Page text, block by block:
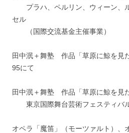
プラハ、ペルリン、ウィーン、
セル
（国際交流基金主催事業）
田中泯＋舞塾 作品「草原に鯨を見
95にて
田中泯＋舞塾 作品「草原に鯨を見
東京国際舞台芸術フェスティバ
オペラ「魔笛」（モーツァルト）、